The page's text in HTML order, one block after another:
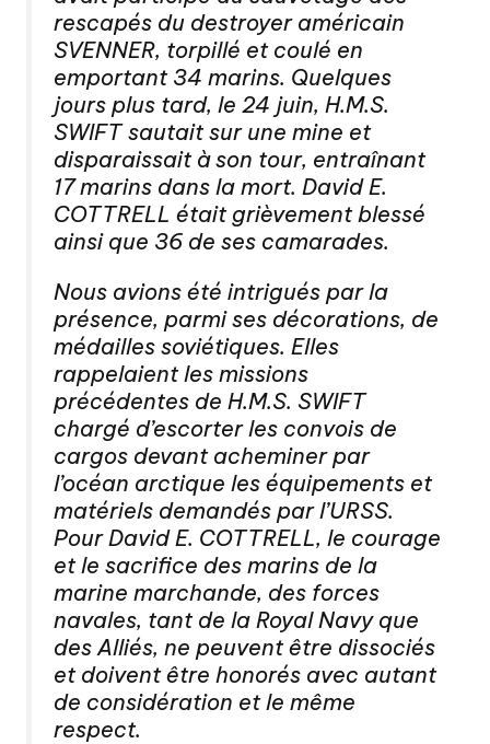
rescapés du destroyer américain
SVENNER, torpillé et coulé en
emportant 34 marins. Quelques
jours plus tard, le 24 juin, H.M.S.
SWIFT sautait sur une mine et
disparaissait à son tour, entraînant
17 marins dans la mort. David E.
COTTRELL était grièvement blessé
ainsi que 36 de ses camarades.
Nous avions été intrigués par la
présence, parmi ses décorations, de
médailles soviétiques. Elles
rappelaient les missions
précédentes de H.M.S. SWIFT
chargé d’escorter les convois de
cargos devant acheminer par
l’océan arctique les équipements et
matériels demandés par l’URSS.
Pour David E. COTTRELL, le courage
et le sacrifice des marins de la
marine marchande, des forces
navales, tant de la Royal Navy que
des Alliés, ne peuvent être dissociés
et doivent être honorés avec autant
de considération et le même
respect.